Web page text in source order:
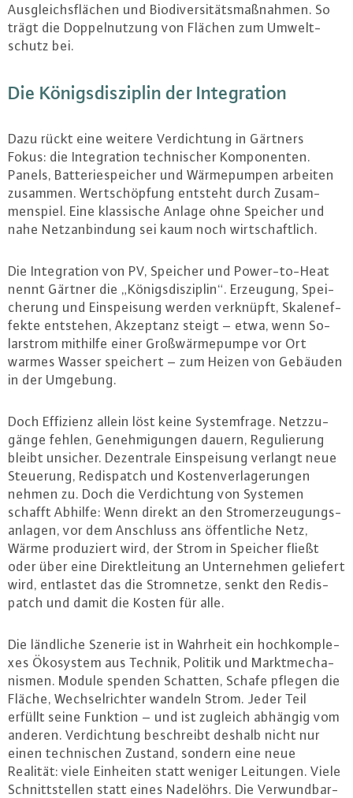
Aus­gleichs­flä­chen und Bio­di­ver­si­täts­maß­nah­men. So
trägt die Dop­pel­nut­zung von Flächen zum Um­welt­
schutz bei.
Die Kö­nigs­dis­zi­plin der In­te­gra­ti­on
Dazu rückt eine weitere Ver­dich­tung in Gärtners
Fokus: die In­te­gra­ti­on tech­ni­scher Kom­po­nen­ten.
Panels, Bat­te­rie­spei­cher und Wär­me­pum­pen arbeiten
zusammen. Wert­schöp­fung entsteht durch Zu­sam­
men­spiel. Eine klas­si­sche Anlage ohne Speicher und
nahe Netz­an­bin­dung sei kaum noch wirt­schaft­lich.
Die In­te­gra­ti­on von PV, Speicher und Power-to-Heat
nennt Gärtner die „Kö­nigs­dis­zi­plin“. Erzeugung, Spei­
che­rung und Ein­spei­sung werden verknüpft, Ska­len­ef­
fek­te entstehen, Akzeptanz steigt – etwa, wenn So­
lar­strom mithilfe einer Groß­wär­me­pum­pe vor Ort
warmes Wasser speichert – zum Heizen von Gebäuden
in der Umgebung.
Doch Effizienz allein löst keine Sys­tem­fra­ge. Netz­zu­
gän­ge fehlen, Ge­neh­mi­gun­gen dauern, Re­gu­lie­rung
bleibt unsicher. De­zen­tra­le Ein­spei­sung verlangt neue
Steuerung, Re­dis­patch und Kos­ten­ver­la­ge­run­gen
nehmen zu. Doch die Ver­dich­tung von Systemen
schafft Abhilfe: Wenn direkt an den Strom­er­zeu­gungs­
an­la­gen, vor dem Anschluss ans öf­fent­li­che Netz,
Wärme pro­du­ziert wird, der Strom in Speicher fließt
oder über eine Di­rekt­lei­tung an Un­ter­neh­men geliefert
wird, entlastet das die Strom­net­ze, senkt den Re­dis­
patch und damit die Kosten für alle.
Die ländliche Szenerie ist in Wahrheit ein hoch­kom­ple­
xes Ökosystem aus Technik, Politik und Markt­me­cha­
nis­men. Module spenden Schatten, Schafe pflegen die
Fläche, Wech­sel­rich­ter wandeln Strom. Jeder Teil
erfüllt seine Funktion – und ist zugleich abhängig vom
anderen. Ver­dich­tung be­schreibt deshalb nicht nur
einen tech­ni­schen Zustand, sondern eine neue
Realität: viele Einheiten statt weniger Leitungen. Viele
Schnitt­stel­len statt eines Nadelöhrs. Die Ver­wund­bar­